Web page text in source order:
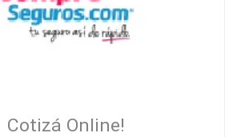
Cotizá Online!